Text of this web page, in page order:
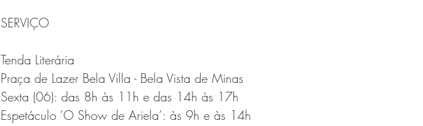
SERVIÇO
Tenda Literária
Praça de Lazer Bela Villa - Bela Vista de Minas
Sexta (06): das 8h às 11h e das 14h às 17h
Espetáculo ‘O Show de Ariela’: às 9h e às 14h